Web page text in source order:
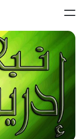
Skip
to
content